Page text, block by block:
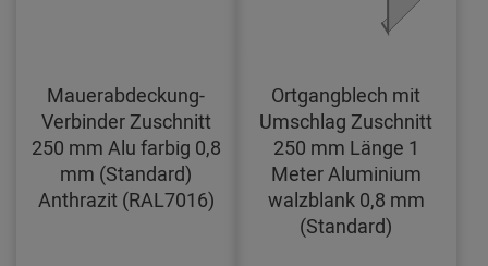
Mauerabdeckung-
Verbinder Zuschnitt
250 mm Alu farbig 0,8
mm (Standard)
Anthrazit (RAL7016)
Ortgangblech mit
Umschlag Zuschnitt
250 mm Länge 1
Meter Aluminium
walzblank 0,8 mm
(Standard)